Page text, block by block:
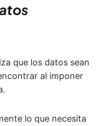
que los datos sean
al imponer
lo que necesita